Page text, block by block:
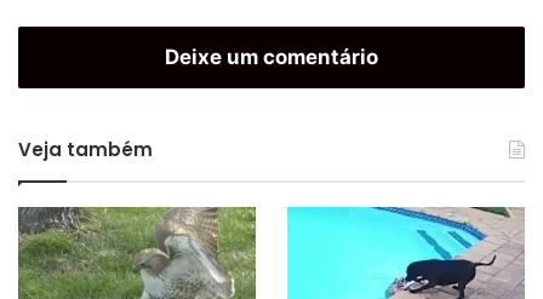
Deixe um comentário
Veja também